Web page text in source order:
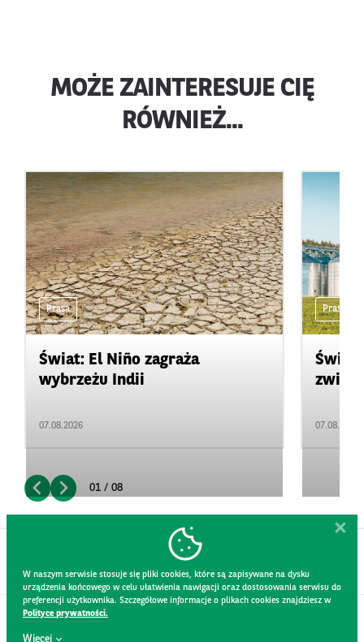
MOŻE ZAINTERESUJE CIĘ
RÓWNIEŻ...
Prasa
Świat: El Niño zagraża
wybrzeżu Indii
07.08.2026
Prasa
07.08.2026
01 / 08
W naszym serwisie stosuje się pliki cookies, które są zapisywane na dysku
urządzenia końcowego w celu ułatwienia nawigacji oraz dostosowania serwisu do
preferencji użytkownika. Szczegółowe informacje o plikach cookies znajdziesz w
Polityce prywatności.
Więcej
KONTAKT